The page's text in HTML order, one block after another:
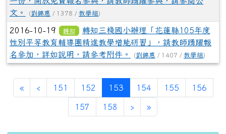
文。
(劉錦惠 / 1378 / 教學組)
2016-10-19 轉知
轉知三棧國小辦理「花蓮縣105年度
性別平等教育輔導團精進教學增能研習」，請教師踴躍報
名參加，詳如說明，請參考附件。
(劉錦惠 / 1407 / 教學組)
«第一頁
‹上一頁
151 152 153(目前頁次)
154 155 156
157 158 ›下一頁
»最後頁